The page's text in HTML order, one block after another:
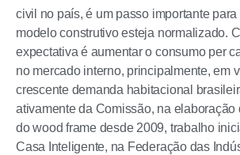
civil no país, é um passo importante
modelo construtivo esteja normalizado.
expectativa é aumentar o consumo per
no mercado interno, principalmente, em
crescente demanda habitacional
ativamente da Comissão, na elaboração
do wood frame desde 2009, trabalho
Casa Inteligente, na Federação das